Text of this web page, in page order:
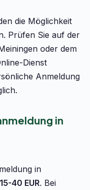
die Möglichkeit
Prüfen Sie auf der
oder dem
Dienst
Anmeldung
in
in
15-40 EUR. Bei